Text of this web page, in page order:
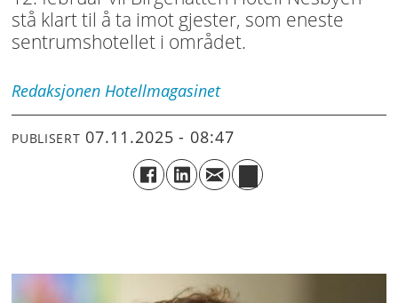
stå klart til å ta imot gjester, som eneste
sentrumshotellet i området.
Redaksjonen Hotellmagasinet
PUBLISERT 07.11.2025 - 08:47